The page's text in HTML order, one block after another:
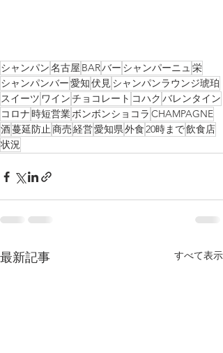
シャンパン名古屋 BARバー シャンパーニュ 栄
シャンパンバー愛知伏見シャンパンラウンジ琥珀
スイーツ ワインチョコレート コハク バレンタイン
コロナ時短営業ボンボンショコラ CHAMPAGNE
酒蔓延防止商売経営愛知県外食20時まで飲食店
状況
最新記事 すべて表示